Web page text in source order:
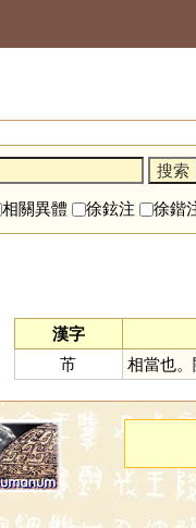
相關異體 徐鉉注 徐鍇
漢字
芇
相當也。